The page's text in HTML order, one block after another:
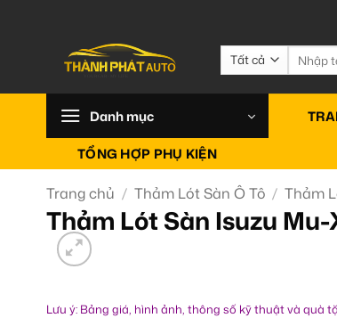
Tìm
kiếm:
Danh mục
TỔNG HỢP PHỤ KIỆN
Trang chủ / Thảm Lót Sàn Ô Tô / Thảm
Thảm Lót Sàn Isuzu
Lưu ý: Bảng giá, hình ảnh, thông số kỹ thuật và quà